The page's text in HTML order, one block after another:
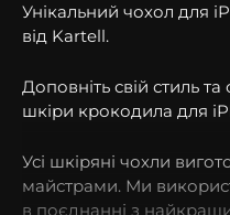
Унікальний чохол для
від Kartell.
Доповніть свій стиль
шкіри крокодила для
Усі шкіряні чохли
майстрами. Ми
в поєднанні з